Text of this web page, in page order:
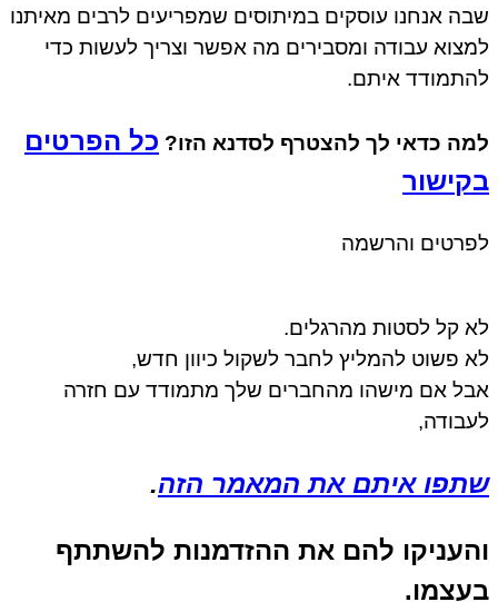
אנחנו עוסקים במיתוסים שמפריעים לרבים מאיתנו
עבודה ומסבירים מה אפשר וצריך לעשות כדי
איתם.
כדאי לך להצטרף לסדנא הזו?כל הפרטים
והרשמה
קל לסטות מהרגלים.
פשוט להמליץ לחבר לשקול כיוון חדש,
אם מישהו מהחברים שלך מתמודד עם חזרה
איתם את המאמר הזה.
להם את ההזדמנות להשתתף